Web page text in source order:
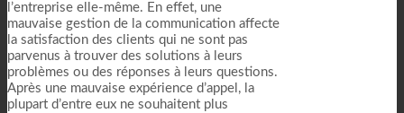
l’entreprise elle-même. En effet, une
mauvaise gestion de la communication affecte
la satisfaction des clients qui ne sont pas
parvenus à trouver des solutions à leurs
problèmes ou des réponses à leurs questions.
Après une mauvaise expérience d’appel, la
plupart d’entre eux ne souhaitent plus